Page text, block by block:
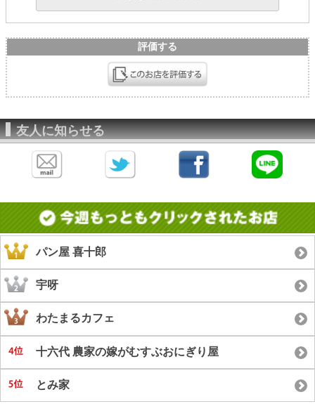
評価する
友人に知らせる
パン屋 喜十郎
宇呀
わたまるカフェ
十六代 農家の嫁がむすぶおにぎり屋
とみ家